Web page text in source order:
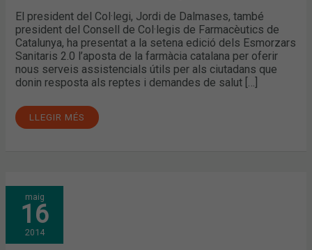
El president del Col·legi, Jordi de Dalmases, també
president del Consell de Col·legis de Farmacèutics de
Catalunya, ha presentat a la setena edició dels Esmorzars
Sanitaris 2.0 l’aposta de la farmàcia catalana per oferir
nous serveis assistencials útils per als ciutadans que
donin resposta als reptes i demandes de salut […]
LLEGIR MÉS
maig
16
2014
ESTADÍSTIQUES
COL·LEGIATS
I
OFICINES
DE
FARMÀCIA
A